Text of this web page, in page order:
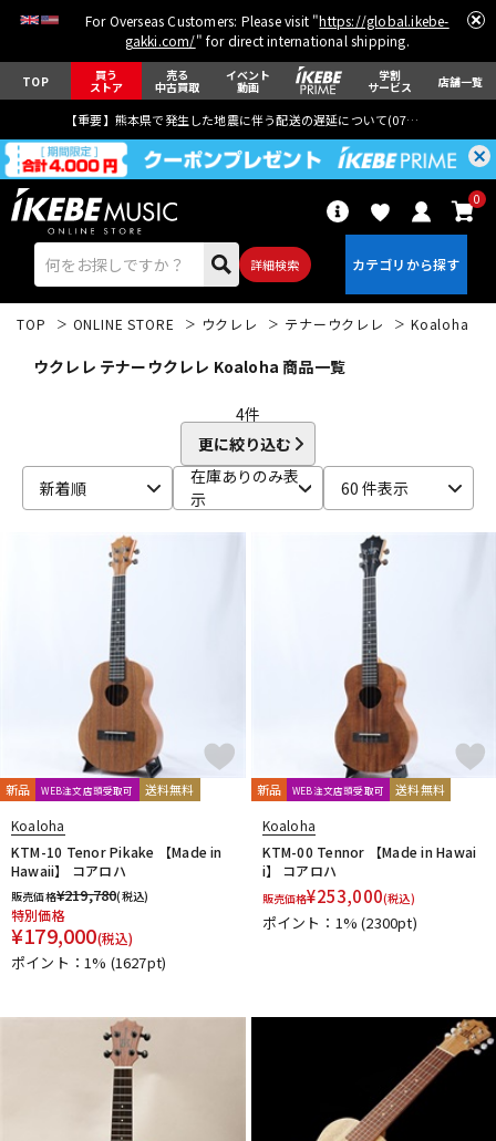
For Overseas Customers: Please visit "https://global.ikebe-
gakki.com/" for direct international shipping.
TOP 買う
ストア
売る
中古買取
イベント
動画
学割
サービス 店舗一覧
【重要】熊本県で発生した地震に伴う配送の遅延について(07月29日
詳細検索
0
ドラム パーカッション
キーボード 電子ピアノ
管楽器 その他楽器
アンプ エフェクター
DJ機器 DTM
配信/ライブ機器 楽器アクセサリ
TOP ONLINE STORE ウクレレ テナーウクレレ Koaloha
ウクレレ テナーウクレレ Koaloha 商品一覧
4件
更に絞り込む
新着順
在庫ありのみ表
示
60 件表示
新品 WEB注文店頭受取可 送料無料
Koaloha
KTM-10 Tenor Pikake 【Made in
Hawaii】 コアロハ
販売価格¥219,780(税込)
特別価格
¥179,000(税込)
ポイント：1% (1627pt)
新品 WEB注文店頭受取可 送料無料
Koaloha
KTM-00 Tennor 【Made in Hawai
i】 コアロハ
販売価格¥253,000(税込)
ポイント：1%(2300pt)